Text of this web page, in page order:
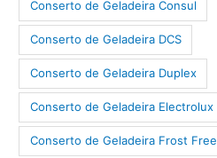
Conserto de Geladeira Consul
Conserto de Geladeira DCS
Conserto de Geladeira Duplex
Conserto de Geladeira Electrolux
Conserto de Geladeira Frost Free